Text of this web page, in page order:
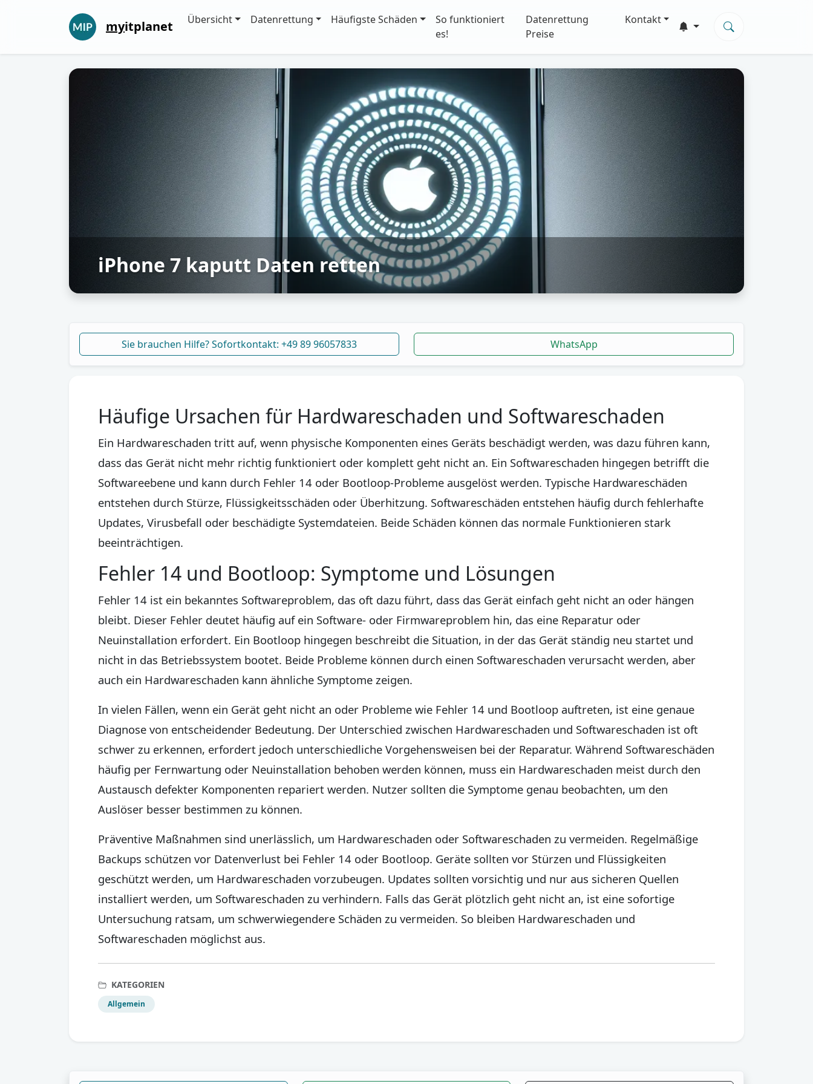
myitplanet Übersicht Datenrettung Häufigste Schäden
So funktioniert
es!
Datenrettung
Preise
Kontakt
iPhone 7 kaputt Daten retten
Sie brauchen Hilfe? Sofortkontakt: +49 89 96057833 WhatsApp
Häufige Ursachen für Hardwareschaden und Softwareschaden
Ein Hardwareschaden tritt auf, wenn physische Komponenten eines Geräts beschädigt werden, was dazu führen kann,
dass das Gerät nicht mehr richtig funktioniert oder komplett geht nicht an. Ein Softwareschaden hingegen betrifft die
Softwareebene und kann durch Fehler 14 oder Bootloop-Probleme ausgelöst werden. Typische Hardwareschäden
entstehen durch Stürze, Flüssigkeitsschäden oder Überhitzung. Softwareschäden entstehen häufig durch fehlerhafte
Updates, Virusbefall oder beschädigte Systemdateien. Beide Schäden können das normale Funktionieren stark
beeinträchtigen.
Fehler 14 und Bootloop: Symptome und Lösungen
Fehler 14 ist ein bekanntes Softwareproblem, das oft dazu führt, dass das Gerät einfach geht nicht an oder hängen
bleibt. Dieser Fehler deutet häufig auf ein Software- oder Firmwareproblem hin, das eine Reparatur oder
Neuinstallation erfordert. Ein Bootloop hingegen beschreibt die Situation, in der das Gerät ständig neu startet und
nicht in das Betriebssystem bootet. Beide Probleme können durch einen Softwareschaden verursacht werden, aber
auch ein Hardwareschaden kann ähnliche Symptome zeigen.
In vielen Fällen, wenn ein Gerät geht nicht an oder Probleme wie Fehler 14 und Bootloop auftreten, ist eine genaue
Diagnose von entscheidender Bedeutung. Der Unterschied zwischen Hardwareschaden und Softwareschaden ist oft
schwer zu erkennen, erfordert jedoch unterschiedliche Vorgehensweisen bei der Reparatur. Während Softwareschäden
häufig per Fernwartung oder Neuinstallation behoben werden können, muss ein Hardwareschaden meist durch den
Austausch defekter Komponenten repariert werden. Nutzer sollten die Symptome genau beobachten, um den
Auslöser besser bestimmen zu können.
Präventive Maßnahmen sind unerlässlich, um Hardwareschaden oder Softwareschaden zu vermeiden. Regelmäßige
Backups schützen vor Datenverlust bei Fehler 14 oder Bootloop. Geräte sollten vor Stürzen und Flüssigkeiten
geschützt werden, um Hardwareschaden vorzubeugen. Updates sollten vorsichtig und nur aus sicheren Quellen
installiert werden, um Softwareschaden zu verhindern. Falls das Gerät plötzlich geht nicht an, ist eine sofortige
Untersuchung ratsam, um schwerwiegendere Schäden zu vermeiden. So bleiben Hardwareschaden und
Softwareschaden möglichst aus.
KATEGORIEN
Allgemein